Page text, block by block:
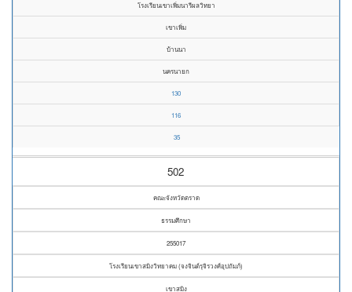
โรงเรียนเขาเพิ่มนารีผลวิทยา
เขาเพิ่ม
บ้านนา
นครนายก
130
116
35
502
คณะจังหวัดตราด
ธรรมศึกษา
255017
โรงเรียนเขาสมิงวิทยาคม (จงจินต์รุจิรวงศ์อุปถัมภ์)
เขาสมิง